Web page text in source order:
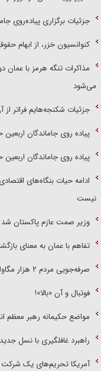
جزئیات برگزاری پیاده‌روی
کنوانسیون خزر، از ابهام
مذاکرات تنگه هرمز با عمان
می‌شود
جزئیات شکنجه‌هایم فراتر
پیاده روی جاماندگان اربعین
پیاده روی جاماندگان اربعین
ادامه حیات بنگاه‌های
نیست
وزیر صمت عازم پاکستان شد
تفاهم با عمان به معنای
صرفه‌جویی مردم ۲ هزار مگاوات برق تولید کرد
فوتبال و آن «بالا»!
مواضع حکیمانه رهبر معظم
راهبرد غافلگیری با نسل
آمریکا تحریم‌های یک شرکت